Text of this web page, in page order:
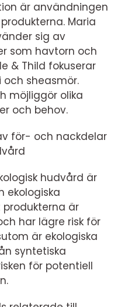
är användningen
Maria
sig av
som havtorn och
& Thild fokuserar
sheasmör.
möjliggör olika
och behov.
för- och nackdelar
hudvård är
ekologiska
är
har lägre risk för
är ekologiska
syntetiska
för potentiell